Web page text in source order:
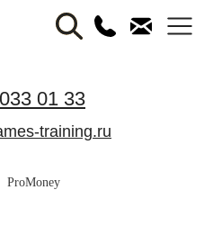
01 33
training.ru
ProMoney